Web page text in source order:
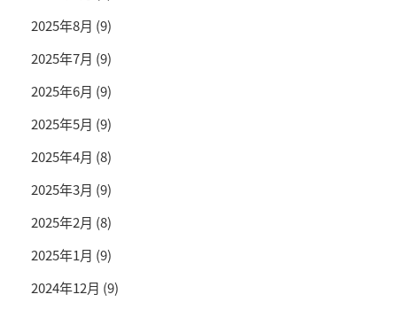
2025年8月 (9)
2025年7月 (9)
2025年6月 (9)
2025年5月 (9)
2025年4月 (8)
2025年3月 (9)
2025年2月 (8)
2025年1月 (9)
2024年12月 (9)